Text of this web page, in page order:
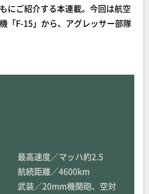
にご紹介する本連載。今回は航空
「F-15」から、アグレッサー部隊
最高速度／マッハ約2.5
航続距離／4600km
武装／20mm機関砲、空対